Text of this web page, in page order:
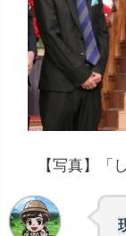
【写真】「